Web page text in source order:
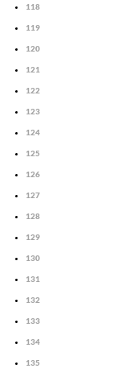
118
119
120
121
122
123
124
125
126
127
128
129
130
131
132
133
134
135